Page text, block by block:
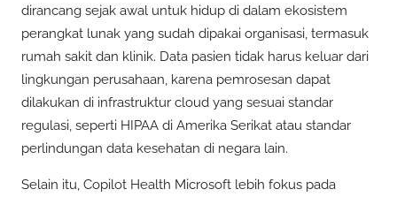
dirancang sejak awal untuk hidup di dalam ekosistem
perangkat lunak yang sudah dipakai organisasi, termasuk
rumah sakit dan klinik. Data pasien tidak harus keluar dari
lingkungan perusahaan, karena pemrosesan dapat
dilakukan di infrastruktur cloud yang sesuai standar
regulasi, seperti HIPAA di Amerika Serikat atau standar
perlindungan data kesehatan di negara lain.
Selain itu, Copilot Health Microsoft lebih fokus pada